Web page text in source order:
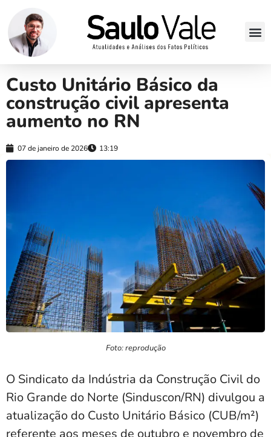
Custo Unitário Básico da
construção civil apresenta
aumento no RN
07 de janeiro de 2026 13:19
Foto: reprodução
O Sindicato da Indústria da Construção Civil do
Rio Grande do Norte (Sinduscon/RN) divulgou a
atualização do Custo Unitário Básico (CUB/m²)
referente aos meses de outubro e novembro de